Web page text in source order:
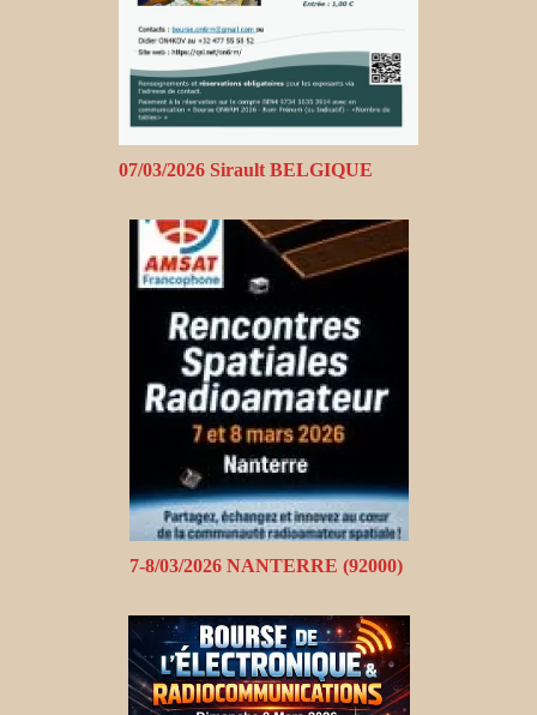
07/03/2026 Sirault BELGIQUE
7-8/03/2026 NANTERRE (92000)